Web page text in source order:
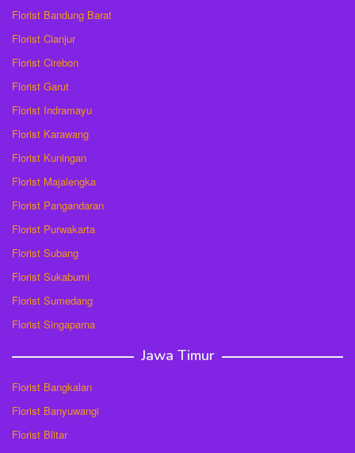
Florist Bandung Barat
Florist Cianjur
Florist Cirebon
Florist Garut
Florist Indramayu
Florist Karawang
Florist Kuningan
Florist Majalengka
Florist Pangandaran
Florist Purwakarta
Florist Subang
Florist Sukabumi
Florist Sumedang
Florist Singaparna
Jawa Timur
Florist Bangkalan
Florist Banyuwangi
Florist Blitar